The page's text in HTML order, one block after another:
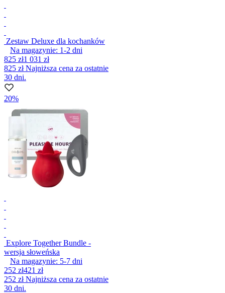
Zestaw Deluxe dla kochanków
Na magazynie: 1-2 dni
825 zł1 031 zł
825 złNajniższa cena za ostatnie
30 dni.
20%
Explore Together Bundle -
wersja słoweńska
Na magazynie: 5-7 dni
252 zł421 zł
252 złNajniższa cena za ostatnie
30 dni.